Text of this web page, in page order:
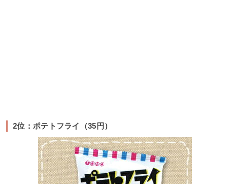
2位：ポテトフライ（35円）